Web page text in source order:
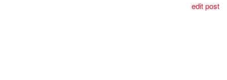
edit post